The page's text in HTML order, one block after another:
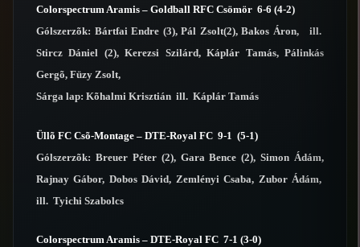
Colorspectrum Aramis – Goldball RFC Csömör 6-6 (4-2)
Gólszerzõk: Bártfai Endre (3), Pál Zsolt(2), Bakos Áron, ill.
Stircz Dániel (2), Kerezsi Szilárd, Káplár Tamás, Pálinkás
Gergõ, Füzy Zsolt,
Sárga lap: Kõhalmi Krisztián ill. Káplár Tamás
Üllõ FC Csõ-Montage – DTE-Royal FC 9-1 (5-1)
Gólszerzõk: Breuer Péter (2), Gara Bence (2), Simon Ádám,
Rajnay Gábor, Dobos Dávid, Zemlényi Csaba, Zubor Ádám,
ill. Tyichi Szabolcs
Colorspectrum Aramis – DTE-Royal FC 7-1 (3-0)